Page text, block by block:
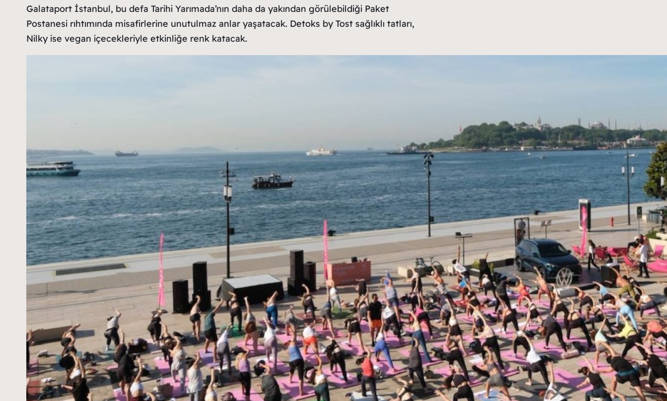
Galataport İstanbul, bu defa Tarihi Yarımada’nın daha da yakından görülebildiği Paket
Postanesi rıhtımında misafirlerine unutulmaz anlar yaşatacak. Detoks by Tost sağlıklı tatları,
Nilky ise vegan içecekleriyle etkinliğe renk katacak.